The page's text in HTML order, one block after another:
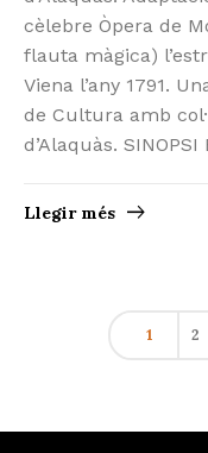
cèlebre Òpera de
flauta màgica)
Viena l’any 1791.
de Cultura amb
d’Alaquàs.
Llegir més
1 2